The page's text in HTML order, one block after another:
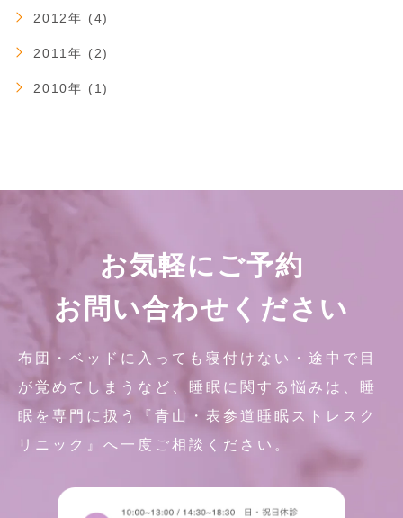
2012年 (4)
2011年 (2)
2010年 (1)
お気軽にご予約
お問い合わせください
布団・ベッドに入っても寝付けない・途中で目
が覚めてしまうなど、睡眠に関する悩みは、睡
眠を専門に扱う『青山・表参道睡眠ストレスク
リニック』へ一度ご相談ください。